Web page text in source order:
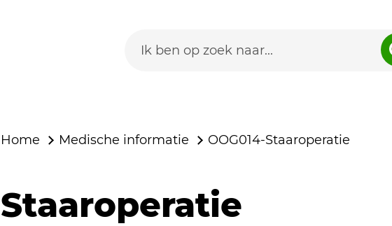
Home Medische informatie OOG014-Staaroperatie
Staaroperatie